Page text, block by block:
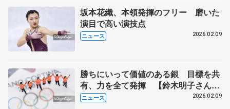
坂本花織、本領発揮のフリー 磨いた
演目で高い演技点
ニュース 2026.02.09
勝ちにいって価値のある銀 目標を共
有、力を全て発揮 【鈴木明子さんの
視点】
ニュース 2026.02.09